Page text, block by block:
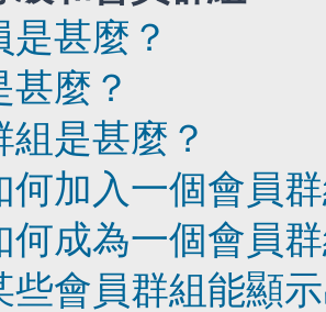
是甚麼？
甚麼？
組是甚麼？
何加入一個會員
何成為一個會員
些會員群組能顯